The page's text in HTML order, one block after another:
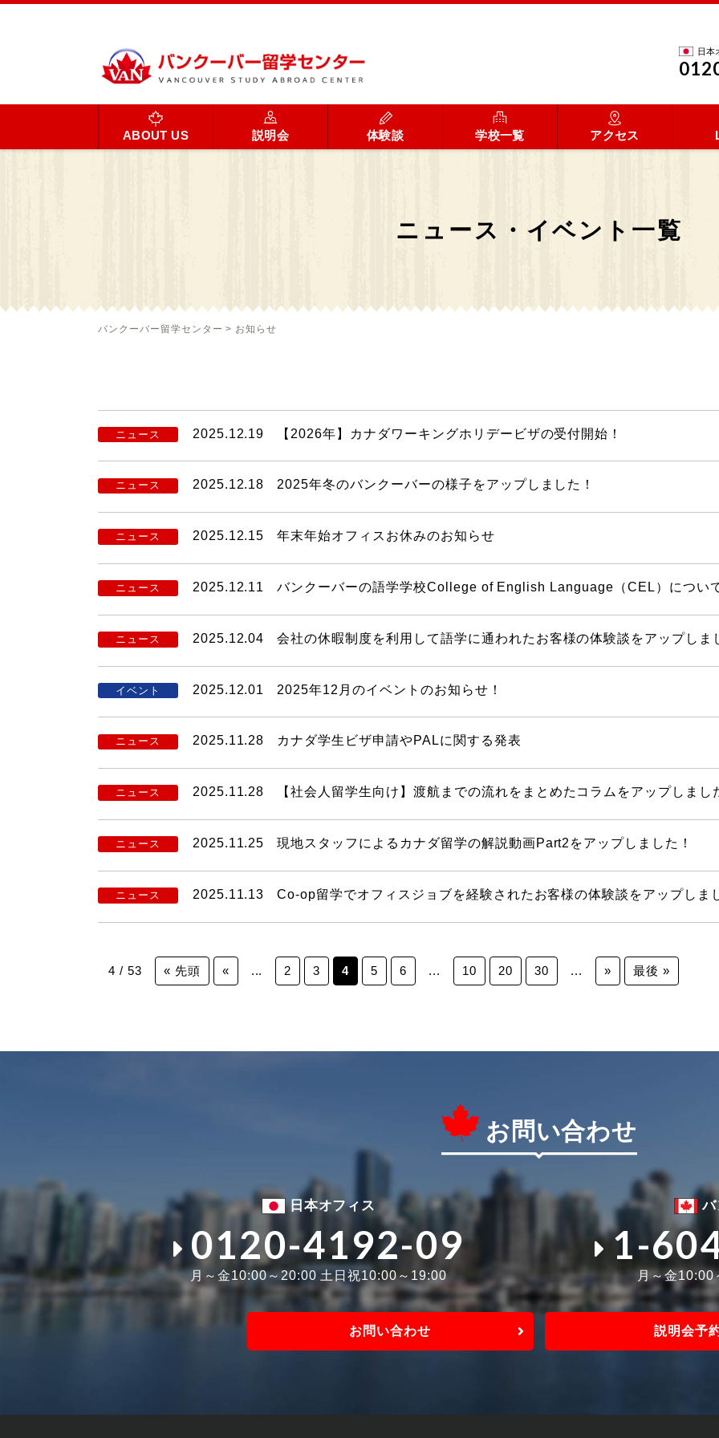
日本
ABOUT US 説明会 体験談 学校一覧 アクセス
ニュース・イベント一覧
バンクーバー留学センター > お知らせ
ニュース 2025.12.19 【2026年】カナダワーキングホリデービザの受付開始！
ニュース 2025.12.18 2025年冬のバンクーバーの様子をアップしました！
ニュース 2025.12.15 年末年始オフィスお休みのお知らせ
ニュース 2025.12.11 バンクーバーの語学学校College of English Language（CEL）につい
ニュース 2025.12.04 会社の休暇制度を利用して語学に通われたお客様の体験談をアップしま
イベント 2025.12.01 2025年12月のイベントのお知らせ！
ニュース 2025.11.28 カナダ学生ビザ申請やPALに関する発表
ニュース 2025.11.28 【社会人留学生向け】渡航までの流れをまとめたコラムをアップしまし
ニュース 2025.11.25 現地スタッフによるカナダ留学の解説動画Part2をアップしました！
ニュース 2025.11.13 Co-op留学でオフィスジョブを経験されたお客様の体験談をアップしま
4 / 53 « 先頭 « ... 2 3 4 5 6 ... 10 20 30 ... » 最後 »
お問い合わせ
日本オフィス
0120-4192-09
月～金10:00～20:00 土日祝10:00～19:00
バ
1-
月～金10:00
お問い合わせ 説明会予